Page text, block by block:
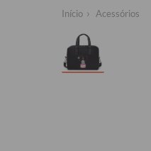
Início Acessórios